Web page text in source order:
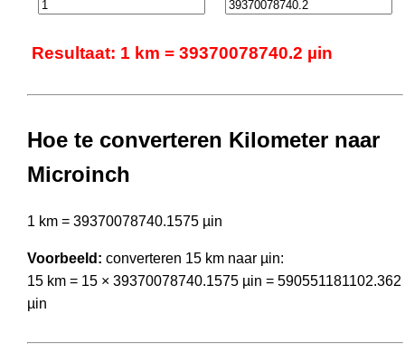
Resultaat: 1 km = 39370078740.2 µin
Hoe te converteren Kilometer naar
Microinch
1 km = 39370078740.1575 µin
Voorbeeld: converteren 15 km naar µin:
15 km = 15 × 39370078740.1575 µin = 590551181102.362
µin